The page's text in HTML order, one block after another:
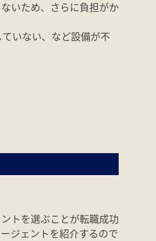
いため、さらに負担がか
いない、など設備が不
トを選ぶことが転職成功
ジェントを紹介するので